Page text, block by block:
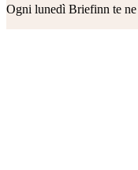
Ogni lunedì Briefinn te